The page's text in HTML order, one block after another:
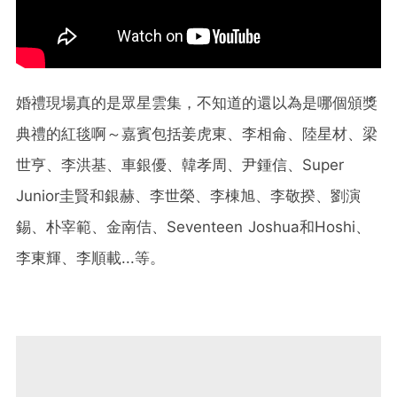
婚禮現場真的是眾星雲集，不知道的還以為是哪個頒獎
典禮的紅毯啊～嘉賓包括姜虎東、李相侖、陸星材、梁
世亨、李洪基、車銀優、韓孝周、尹鍾信、Super
Junior圭賢和銀赫、李世榮、李棟旭、李敬揆、劉演
錫、朴宰範、金南佶、Seventeen Joshua和Hoshi、
李東輝、李順載...等。